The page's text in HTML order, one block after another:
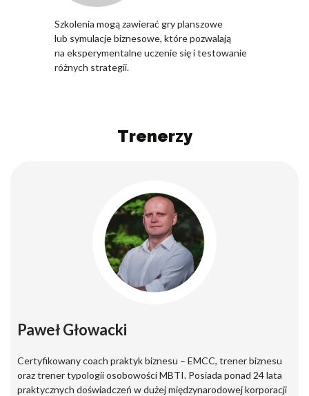
Szkolenia mogą zawierać gry planszowe
lub symulacje biznesowe, które pozwalają
na eksperymentalne uczenie się i testowanie
różnych strategii.
Trenerzy
Paweł Głowacki
Certyfikowany coach praktyk biznesu – EMCC, trener biznesu
oraz trener typologii osobowości MBTI. Posiada ponad 24 lata
praktycznych doświadczeń w dużej międzynarodowej korporacji